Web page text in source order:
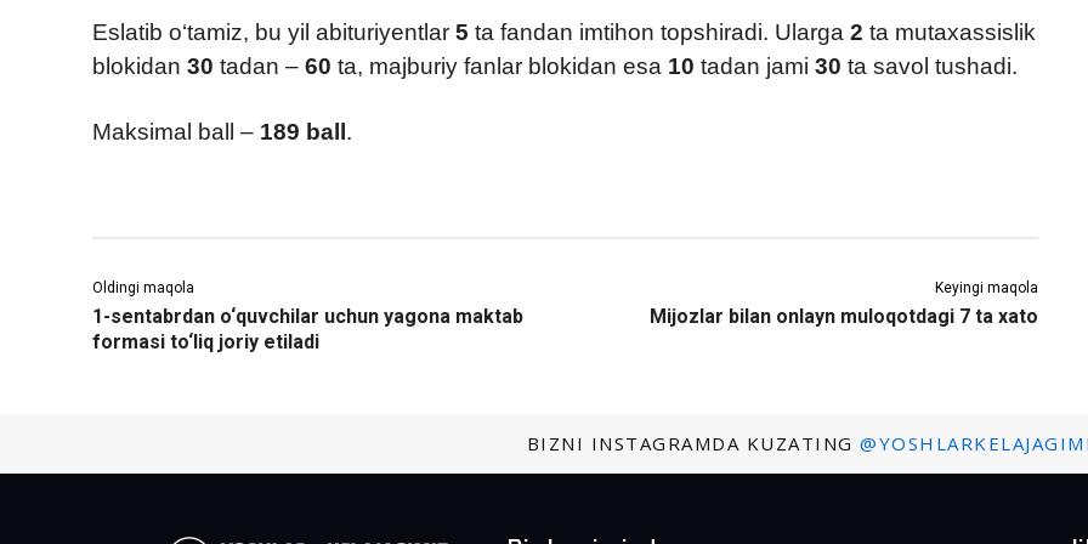
Eslatib o‘tamiz, bu yil abituriyentlar 5 ta fandan imtihon topshiradi. Ularga 2 ta mutaxassislik
blokidan 30 tadan – 60 ta, majburiy fanlar blokidan esa 10 tadan jami 30 ta savol tushadi.
Maksimal ball – 189 ball.
Oldingi maqola
1-sentabrdan o‘quvchilar uchun yagona maktab
formasi to‘liq joriy etiladi
Keyingi maqola
Mijozlar bilan onlayn muloqotdagi 7 ta xato
BIZNI INSTAGRAMDA KUZATING